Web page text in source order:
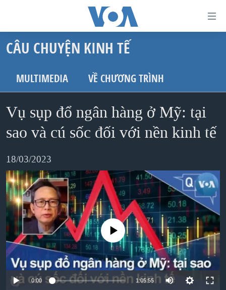
dẫn
truy
cập
dung
chính
điều
hướng
chính
Đi
tới
"Tìm"
TRANG CHỦ
VIỆT NAM
HOA KỲ
BIỂN ĐÔNG
THẾ GIỚI
DIỄN ĐÀN
MỤC
TỰ DO BÁO CHÍ
VẠCH TRẦN TIN GIẢ
NGƯỜI VIỆT HẢI NGOẠI
KINH TẾ
CHUYÊN ĐỀ
CHIẾN TRANH THƯƠNG MẠI CỦA MỸ: QUÁ KHỨ VÀ HIỆN
HÀNH TRÌNH BẦU CỬ 2024
MỘT NĂM CHIẾN TRANH TẠI DẢI GAZA
GIẢI MÃ VÀNH ĐAI & CON ĐƯỜNG
HỌC TIẾNG ANH
VIDEO
NGHE
MẠNG XÃ HỘI
CÂU CHUYỆN KINH TẾ
MULTIMEDIA VỀ CHƯƠNG TRÌNH
Vụ sụp đổ ngân hàng ở Mỹ: tại
sao và cú sốc đối với nền kinh tế
18/03/2023
No media source currently available
0:00 1:05:55